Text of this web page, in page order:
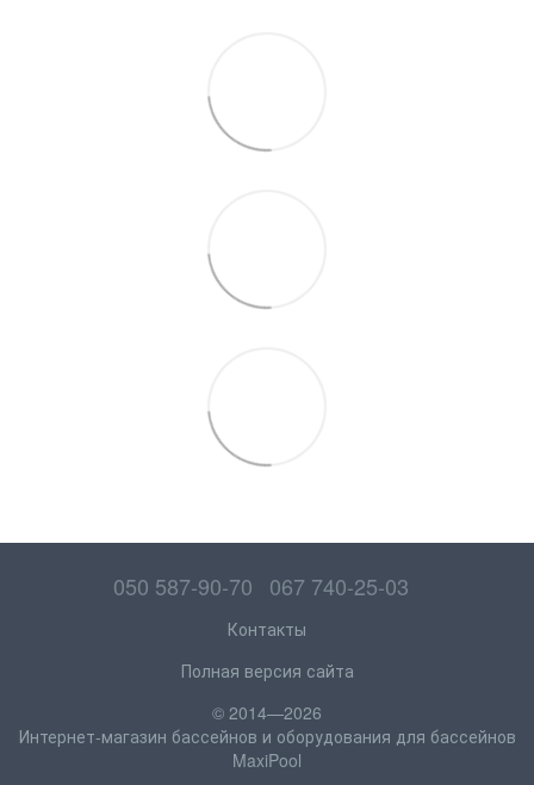
050 587-90-70 067 740-25-03
Контакты
Полная версия сайта
© 2014—2026
Интернет-магазин бассейнов и оборудования для бассейнов
MaxiPool